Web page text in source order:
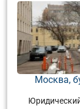
Москва,